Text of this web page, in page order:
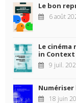
Le bon
6 août
Le cinéma
in Context
9 juil.
18 juin